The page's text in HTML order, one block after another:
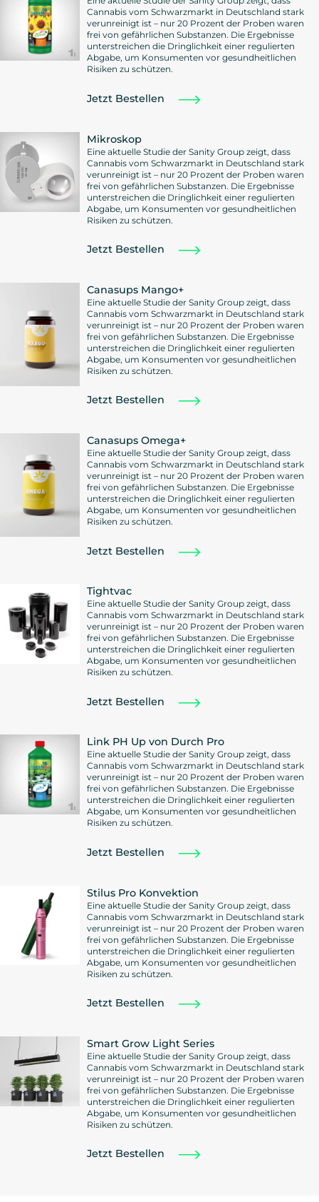
Cannabis vom Schwarzmarkt in Deutschland stark
verunreinigt ist – nur 20 Prozent der Proben waren
frei von gefährlichen Substanzen. Die Ergebnisse
unterstreichen die Dringlichkeit einer regulierten
Abgabe, um Konsumenten vor gesundheitlichen
Risiken zu schützen.
Jetzt Bestellen
Mikroskop
Eine aktuelle Studie der Sanity Group zeigt, dass
Cannabis vom Schwarzmarkt in Deutschland stark
verunreinigt ist – nur 20 Prozent der Proben waren
frei von gefährlichen Substanzen. Die Ergebnisse
unterstreichen die Dringlichkeit einer regulierten
Abgabe, um Konsumenten vor gesundheitlichen
Risiken zu schützen.
Jetzt Bestellen
Canasups Mango+
Eine aktuelle Studie der Sanity Group zeigt, dass
Cannabis vom Schwarzmarkt in Deutschland stark
verunreinigt ist – nur 20 Prozent der Proben waren
frei von gefährlichen Substanzen. Die Ergebnisse
unterstreichen die Dringlichkeit einer regulierten
Abgabe, um Konsumenten vor gesundheitlichen
Risiken zu schützen.
Jetzt Bestellen
Canasups Omega+
Eine aktuelle Studie der Sanity Group zeigt, dass
Cannabis vom Schwarzmarkt in Deutschland stark
verunreinigt ist – nur 20 Prozent der Proben waren
frei von gefährlichen Substanzen. Die Ergebnisse
unterstreichen die Dringlichkeit einer regulierten
Abgabe, um Konsumenten vor gesundheitlichen
Risiken zu schützen.
Jetzt Bestellen
Tightvac
Eine aktuelle Studie der Sanity Group zeigt, dass
Cannabis vom Schwarzmarkt in Deutschland stark
verunreinigt ist – nur 20 Prozent der Proben waren
frei von gefährlichen Substanzen. Die Ergebnisse
unterstreichen die Dringlichkeit einer regulierten
Abgabe, um Konsumenten vor gesundheitlichen
Risiken zu schützen.
Jetzt Bestellen
Link PH Up von Durch Pro
Eine aktuelle Studie der Sanity Group zeigt, dass
Cannabis vom Schwarzmarkt in Deutschland stark
verunreinigt ist – nur 20 Prozent der Proben waren
frei von gefährlichen Substanzen. Die Ergebnisse
unterstreichen die Dringlichkeit einer regulierten
Abgabe, um Konsumenten vor gesundheitlichen
Risiken zu schützen.
Jetzt Bestellen
Stilus Pro Konvektion
Eine aktuelle Studie der Sanity Group zeigt, dass
Cannabis vom Schwarzmarkt in Deutschland stark
verunreinigt ist – nur 20 Prozent der Proben waren
frei von gefährlichen Substanzen. Die Ergebnisse
unterstreichen die Dringlichkeit einer regulierten
Abgabe, um Konsumenten vor gesundheitlichen
Risiken zu schützen.
Jetzt Bestellen
Smart Grow Light Series
Eine aktuelle Studie der Sanity Group zeigt, dass
Cannabis vom Schwarzmarkt in Deutschland stark
verunreinigt ist – nur 20 Prozent der Proben waren
frei von gefährlichen Substanzen. Die Ergebnisse
unterstreichen die Dringlichkeit einer regulierten
Abgabe, um Konsumenten vor gesundheitlichen
Risiken zu schützen.
Jetzt Bestellen